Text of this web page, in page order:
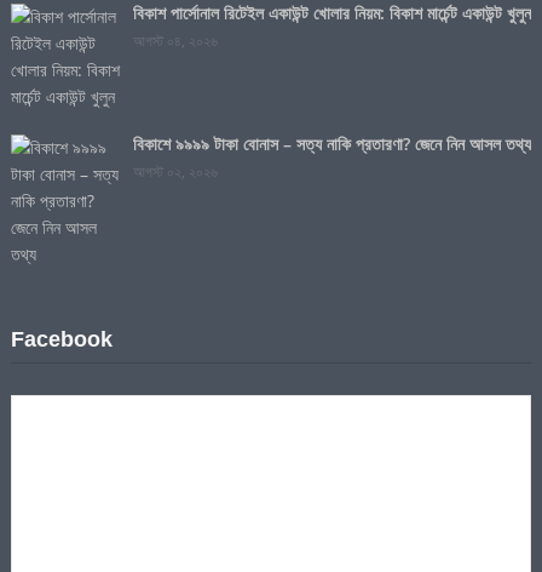
বিকাশ পার্সোনাল রিটেইল একাউন্ট খোলার নিয়ম: বিকাশ মার্চেন্ট একাউন্ট খুলুন
আগস্ট ০৪, ২০২৬
বিকাশে ৯৯৯৯ টাকা বোনাস – সত্য নাকি প্রতারণা? জেনে নিন আসল তথ্য
আগস্ট ০২, ২০২৬
Facebook